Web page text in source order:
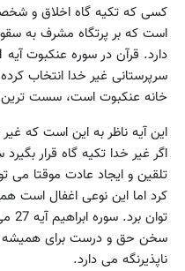
کسی که تکیه گاه اخلاق و
است که بر پرتگاه مشرف به
سرپرستانی غیر خدا انتخاب
خانه عنکبوت است، سست
این آیه ناظر به این است که غیر
اگر غیر خدا تکیه گاه قرار
تلقین و ایجاد عادت موقتا می
کرد اما این نوعی اغفال است
سخن حق و درست برای همیشه در
ناپذیرنگه می دارد.